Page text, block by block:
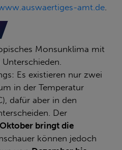
amt.de
Monsunklima mit
Es existieren nur zwei
in der Temperatur
dafür aber in den
Der
bringt die
können jedoch